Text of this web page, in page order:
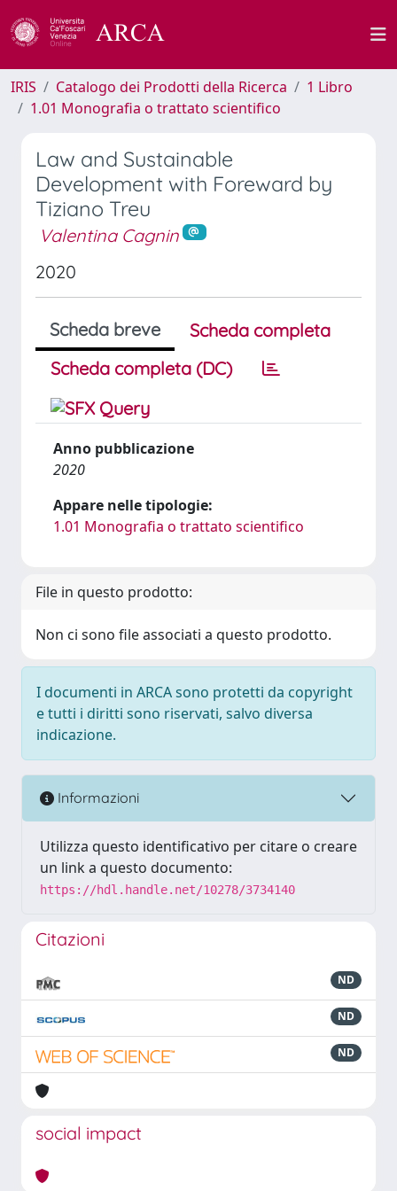
IRIS Catalogo dei Prodotti della Ricerca
1 Libro
1.01 Monografia o trattato scientifico
Law and Sustainable
Development with Foreward by
Tiziano Treu
Valentina Cagnin
2020
Scheda breve
Scheda completa
Scheda completa (DC)
Anno pubblicazione
2020
Appare nelle tipologie:
1.01 Monografia o trattato scientifico
File in questo prodotto:
Non ci sono file associati a questo prodotto.
I documenti in ARCA sono protetti da copyright
e tutti i diritti sono riservati, salvo diversa
indicazione.
Informazioni
Utilizza questo identificativo per citare o creare
un link a questo documento:
https://hdl.handle.net/10278/3734140
Citazioni
ND
ND
ND
social impact